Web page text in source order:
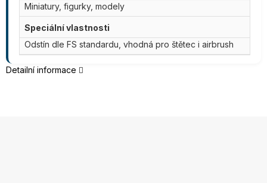
Miniatury, figurky, modely
Speciální vlastnosti
Odstín dle FS standardu, vhodná pro štětec i airbrush
Detailní informace